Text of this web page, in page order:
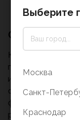
Описание
Красочные книги
пояснениями
изготовить
сувениры из
фактуры
ракушек,
Выберите
Москва
Санкт-
Краснодар